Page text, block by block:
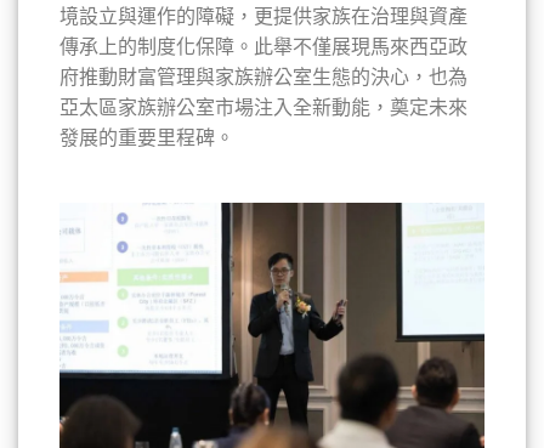
境設立與運作的障礙，更提供家族在治理與資產
傳承上的制度化保障。此舉不僅展現馬來西亞政
府推動財富管理與家族辦公室生態的決心，也為
亞太區家族辦公室市場注入全新動能，奠定未來
發展的重要里程碑。